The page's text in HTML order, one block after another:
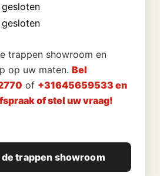
gesloten
gesloten
trappen showroom en
op uw maten. Bel
of +31645659533 en
of stel uw vraag!
trappen showroom